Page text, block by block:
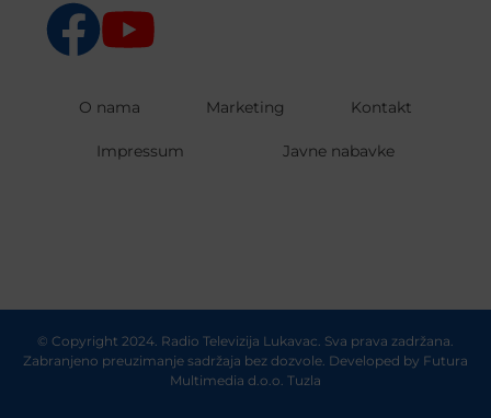
O nama Marketing Kontakt
Impressum Javne nabavke
© Copyright 2024. Radio Televizija Lukavac. Sva prava zadržana.
Zabranjeno preuzimanje sadržaja bez dozvole. Developed by Futura
Multimedia d.o.o. Tuzla